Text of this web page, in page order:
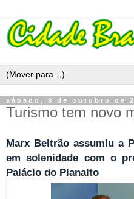
sábado, 8 de outubro de
Turismo tem novo
Marx Beltrão assumiu a
em solenidade com o
Palácio do Planalto